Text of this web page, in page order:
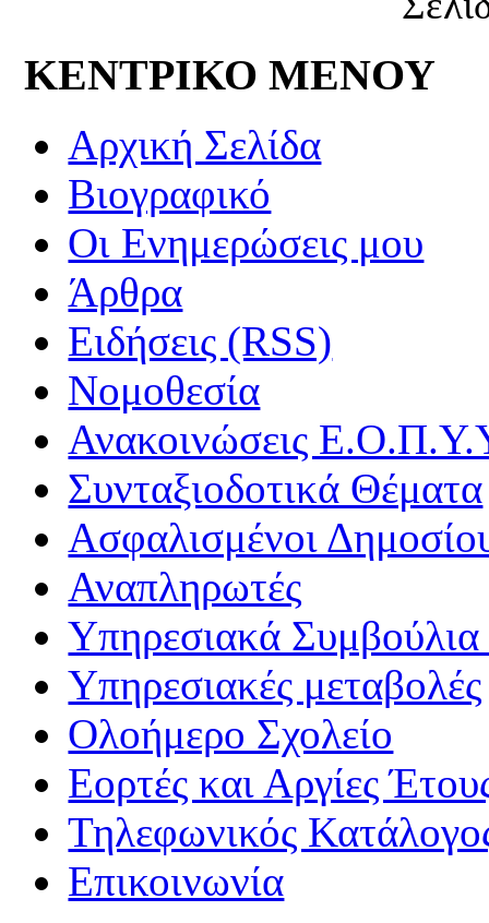
ΚΕΝΤΡΙΚΟ ΜΕΝΟΥ
Αρχική Σελίδα
Βιογραφικό
Οι Ενημερώσεις μου
Άρθρα
Ειδήσεις (RSS)
Νομοθεσία
Ανακοινώσεις
Συνταξιοδοτικά Θέματα
Ασφαλισμένοι
Αναπληρωτές
Υπηρεσιακά
Υπηρεσιακές μεταβολές
Ολοήμερο Σχολείο
Εορτές και Αργίες
Τηλεφωνικός
Επικοινωνία